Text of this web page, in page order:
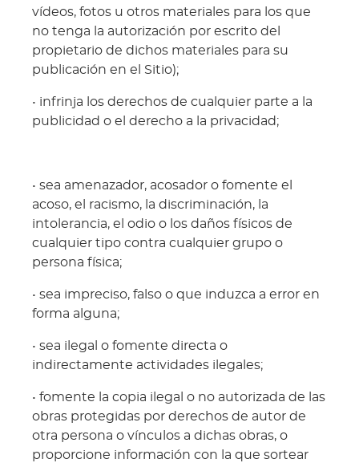
vídeos, fotos u otros materiales para los que
no tenga la autorización por escrito del
propietario de dichos materiales para su
publicación en el Sitio);
• infrinja los derechos de cualquier parte a la
publicidad o el derecho a la privacidad;
• sea amenazador, acosador o fomente el
acoso, el racismo, la discriminación, la
intolerancia, el odio o los daños físicos de
cualquier tipo contra cualquier grupo o
persona física;
• sea impreciso, falso o que induzca a error en
forma alguna;
• sea ilegal o fomente directa o
indirectamente actividades ilegales;
• fomente la copia ilegal o no autorizada de las
obras protegidas por derechos de autor de
otra persona o vínculos a dichas obras, o
proporcione información con la que sortear